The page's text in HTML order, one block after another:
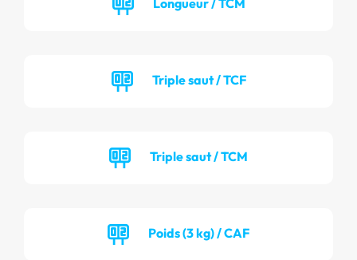
Triple saut / TCF
Triple saut / TCM
Poids (3 kg) / CAF